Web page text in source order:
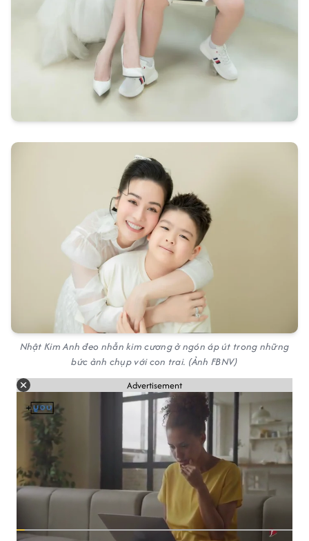
Nhật Kim Anh đeo nhẫn kim cương ở ngón áp út trong những
bức ảnh chụp với con trai. (Ảnh FBNV)
Advertisement